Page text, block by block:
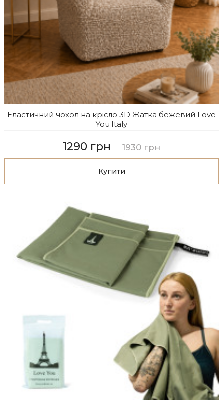
Еластичний чохол на крісло 3D Жатка бежевий Love
You Italy
1290 грн 1930 грн
Купити